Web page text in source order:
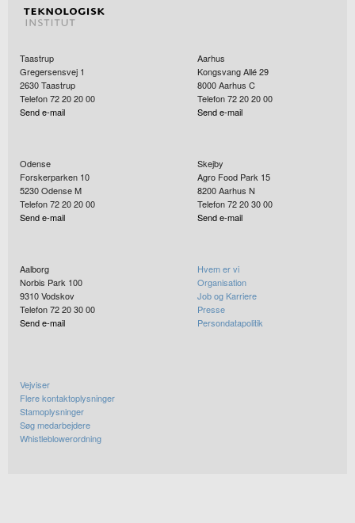
Taastrup
Gregersensvej 1
2630Taastrup
Telefon 72 20 20 00
Send e-mail
Aarhus
Kongsvang Allé 29
8000Aarhus C
Telefon 72 20 20 00
Send e-mail
Odense
Forskerparken 10
5230Odense M
Telefon 72 20 20 00
Send e-mail
Skejby
Agro Food Park 15
8200Aarhus N
Telefon 72 20 30 00
Send e-mail
Aalborg
Norbis Park 100
9310Vodskov
Telefon 72 20 30 00
Send e-mail
Hvem er vi
Organisation
Job og Karriere
Presse
Persondatapolitik
Vejviser
Flere kontaktoplysninger
Stamoplysninger
Søg medarbejdere
Whistleblowerordning